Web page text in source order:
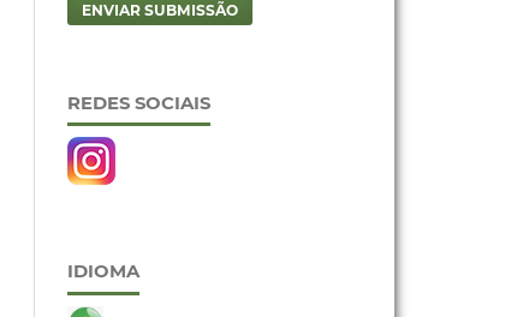
ENVIAR SUBMISSÃO
REDES SOCIAIS
IDIOMA